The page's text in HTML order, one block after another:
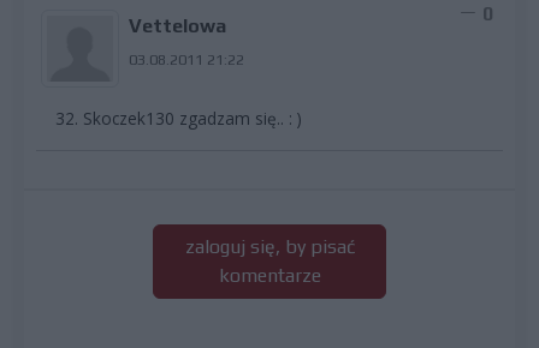
Vettelowa
03.08.2011 21:22
0
32. Skoczek130 zgadzam się.. : )
zaloguj się, by pisać
komentarze